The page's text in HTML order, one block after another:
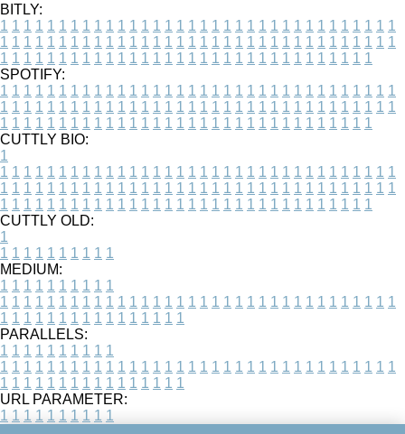
BITLY:
1 1 1 1 1 1 1 1 1 1 1 1 1 1 1 1 1 1 1 1 1 1 1 1 1 1 1 1 1 1 1 1 1 1
1 1 1 1 1 1 1 1 1 1 1 1 1 1 1 1 1 1 1 1 1 1 1 1 1 1 1 1 1 1 1 1 1 1
1 1 1 1 1 1 1 1 1 1 1 1 1 1 1 1 1 1 1 1 1 1 1 1 1 1 1 1 1 1 1 1
SPOTIFY:
1 1 1 1 1 1 1 1 1 1 1 1 1 1 1 1 1 1 1 1 1 1 1 1 1 1 1 1 1 1 1 1 1 1
1 1 1 1 1 1 1 1 1 1 1 1 1 1 1 1 1 1 1 1 1 1 1 1 1 1 1 1 1 1 1 1 1 1
1 1 1 1 1 1 1 1 1 1 1 1 1 1 1 1 1 1 1 1 1 1 1 1 1 1 1 1 1 1 1 1
CUTTLY BIO:
1
1 1 1 1 1 1 1 1 1 1 1 1 1 1 1 1 1 1 1 1 1 1 1 1 1 1 1 1 1 1 1 1 1 1
1 1 1 1 1 1 1 1 1 1 1 1 1 1 1 1 1 1 1 1 1 1 1 1 1 1 1 1 1 1 1 1 1 1
1 1 1 1 1 1 1 1 1 1 1 1 1 1 1 1 1 1 1 1 1 1 1 1 1 1 1 1 1 1 1 1
CUTTLY OLD:
1
1 1 1 1 1 1 1 1 1 1
MEDIUM:
1 1 1 1 1 1 1 1 1 1
1 1 1 1 1 1 1 1 1 1 1 1 1 1 1 1 1 1 1 1 1 1 1 1 1 1 1 1 1 1 1 1 1 1
1 1 1 1 1 1 1 1 1 1 1 1 1 1 1 1
PARALLELS:
1 1 1 1 1 1 1 1 1 1
1 1 1 1 1 1 1 1 1 1 1 1 1 1 1 1 1 1 1 1 1 1 1 1 1 1 1 1 1 1 1 1 1 1
1 1 1 1 1 1 1 1 1 1 1 1 1 1 1 1
URL PARAMETER:
1 1 1 1 1 1 1 1 1 1